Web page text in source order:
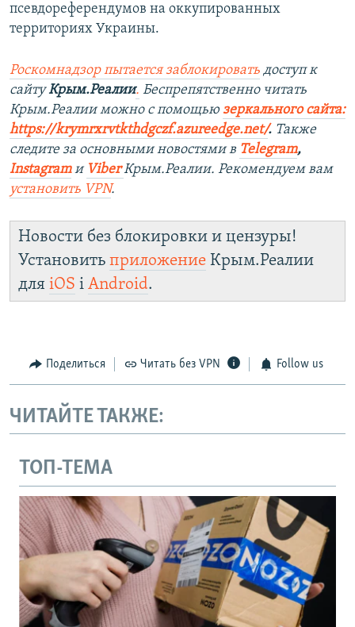
псевдореферендумов на оккупированных
территориях Украины.
Роскомнадзор пытается заблокировать доступ к
сайтуКрым.Реалии. Беспрепятственно читать
Крым.Реалии можно с помощью зеркального сайта:
https://krymrxrvtkthdgczf.azureedge.net/. ​ Также
следите за основными новостями в Telegram,
Instagram и ViberКрым.Реалии. Рекомендуем вам
установить VPN.
Новости без блокировки и цензуры!
Установить приложение Крым.Реалии
для iOS і Android.
Поделиться Читать без VPN Follow us
ЧИТАЙТЕ ТАКЖЕ:
ТОП-ТЕМА